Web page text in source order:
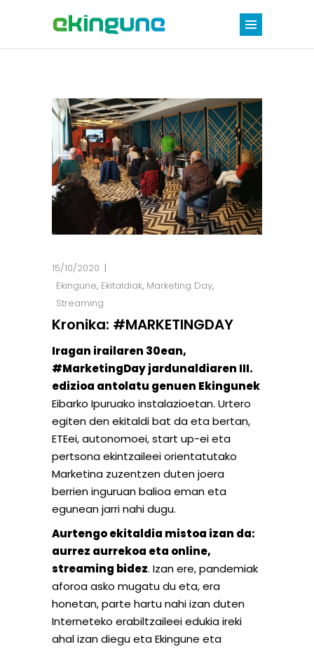
15/10/2020
Ekingune, Ekitaldiak, Marketing Day,
Streaming
Kronika: #MARKETINGDAY
Iragan irailaren 30ean,
#MarketingDay jardunaldiaren III.
edizioa antolatu genuen Ekingunek
Eibarko Ipuruako instalazioetan. Urtero
egiten den ekitaldi bat da eta bertan,
ETEei, autonomoei, start up-ei eta
pertsona ekintzaileei orientatutako
Marketina zuzentzen duten joera
berrien inguruan balioa eman eta
egunean jarri nahi dugu.
Aurtengo ekitaldia mistoa izan da:
aurrez aurrekoa eta online,
streaming bidez. Izan ere, pandemiak
aforoa asko mugatu du eta, era
honetan, parte hartu nahi izan duten
Interneteko erabiltzaileei edukia ireki
ahal izan diegu eta Ekingune eta